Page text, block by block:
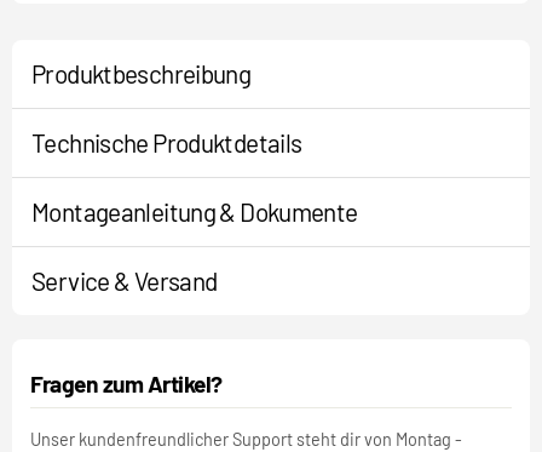
Produktbeschreibung
Technische Produktdetails
Montageanleitung & Dokumente
Service & Versand
Fragen zum Artikel?
Unser kundenfreundlicher Support steht dir von Montag -